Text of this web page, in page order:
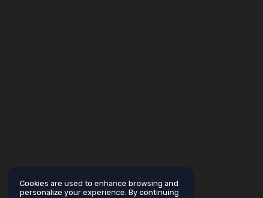
Cookies are used to enhance browsing and
personalize your experience. By continuing